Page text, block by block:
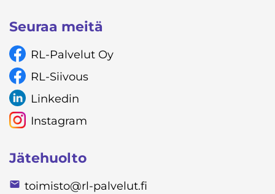
Seuraa meitä
RL-Palvelut Oy
RL-Siivous
Linkedin
Instagram
Jätehuolto
toimisto@rl-palvelut.fi